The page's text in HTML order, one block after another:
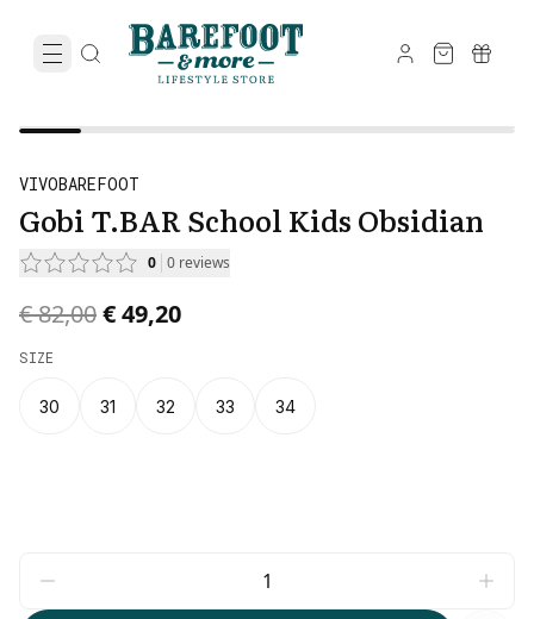
VIVOBAREFOOT
Gobi T.BAR School Kids Obsidian
0 0 reviews
Original price was € 82,00.
€ 82,00Current price is € 49,20.
€ 49,20
SIZE
30 31 32 33 34